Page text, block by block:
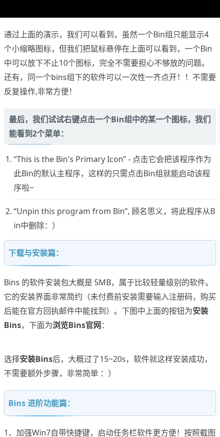
通过上面的演示，我们可以看到，虽然一个Bin组只能显示4
个小缩略图标，但我们把鼠标悬停在上面可以看到，一个Bin
中可以放下不止10个图标，完全不需要担心不够放的问题。
还有，同一个bins组下的软件可以一次性一齐点开！！不需要
反复操作,非常方便！
最后，我们试试右键点击一个Bin组中的某一个图标，我们
能看到2个菜单：
“This is the Bin's Primary Icon” - 点击它会把该程序作为
此Bin的默认主程序，这样的只需点击Bin组就能启动该程
序啦~
“Unpin this program from Bin”, 顾名思义，将此程序从B
in中删除：）
下载与安装篇：
Bins 的软件安装包大概是 5MB，属于比较轻量级别的软件。
它的安装界面非常简约（未付费前安装需要输入注册码，购买
后能在官方回执邮件中能找到）。下图中上面的按钮为安装
Bins，下面为浏览Bins官网：
选择安装Bins后，大概过了15~20s，软件就这样安装成功，
不需要额外步骤，非常简单 ：）
Bins 进阶功能篇：
1、加强Win7自带快捷键，启动任务栏软件更方便！按照截图